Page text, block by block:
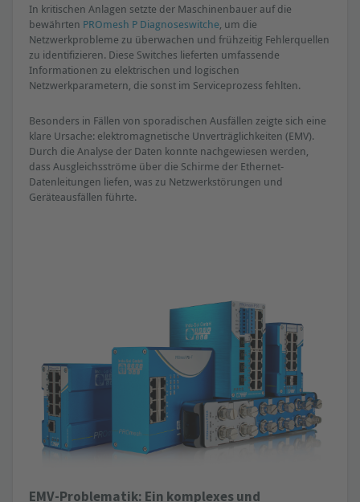
In kritischen Anlagen setzte der Maschinenbauer auf die
bewährten PROmesh P Diagnoseswitche , um die
Netzwerkprobleme zu überwachen und frühzeitig Fehlerquellen
zu identifizieren. Diese Switches lieferten umfassende
Informationen zu elektrischen und logischen
Netzwerkparametern, die sonst im Serviceprozess fehlten.
Besonders in Fällen von sporadischen Ausfällen zeigte sich eine
klare Ursache: elektromagnetische Unverträglichkeiten (EMV).
Durch die Analyse der Daten konnte nachgewiesen werden,
dass Ausgleichsströme über die Schirme der Ethernet-
Datenleitungen liefen, was zu Netzwerkstörungen und
Geräteausfällen führte.
EMV-Problematik: Ein komplexes und